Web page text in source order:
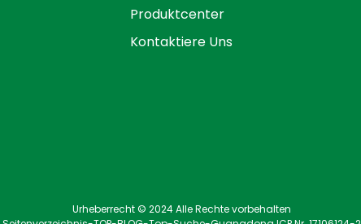
Produktcenter
Kontaktiere Uns
Urheberrecht © 2024 Alle Rechte vorbehalten